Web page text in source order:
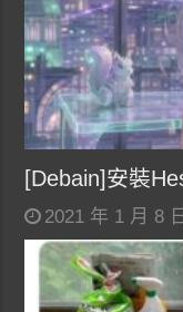
[Debain]安裝
2021 年 1 月 8 日